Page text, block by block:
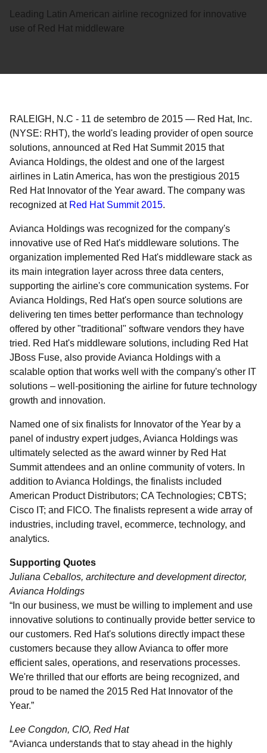
Leading Latin American airline recognized for innovative
use of Red Hat middleware
RALEIGH, N.C - 11 de setembro de 2015 — Red Hat, Inc.
(NYSE: RHT), the world's leading provider of open source
solutions, announced at Red Hat Summit 2015 that
Avianca Holdings, the oldest and one of the largest
airlines in Latin America, has won the prestigious 2015
Red Hat Innovator of the Year award. The company was
recognized at Red Hat Summit 2015.
Avianca Holdings was recognized for the company's
innovative use of Red Hat's middleware solutions. The
organization implemented Red Hat's middleware stack as
its main integration layer across three data centers,
supporting the airline's core communication systems. For
Avianca Holdings, Red Hat's open source solutions are
delivering ten times better performance than technology
offered by other "traditional" software vendors they have
tried. Red Hat's middleware solutions, including Red Hat
JBoss Fuse, also provide Avianca Holdings with a
scalable option that works well with the company's other IT
solutions – well-positioning the airline for future technology
growth and innovation.
Named one of six finalists for Innovator of the Year by a
panel of industry expert judges, Avianca Holdings was
ultimately selected as the award winner by Red Hat
Summit attendees and an online community of voters. In
addition to Avianca Holdings, the finalists included
American Product Distributors; CA Technologies; CBTS;
Cisco IT; and FICO. The finalists represent a wide array of
industries, including travel, ecommerce, technology, and
analytics.
Supporting Quotes
Juliana Ceballos, architecture and development director,
Avianca Holdings
“In our business, we must be willing to implement and use
innovative solutions to continually provide better service to
our customers. Red Hat's solutions directly impact these
customers because they allow Avianca to offer more
efficient sales, operations, and reservations processes.
We're thrilled that our efforts are being recognized, and
proud to be named the 2015 Red Hat Innovator of the
Year.”
Lee Congdon, CIO, Red Hat
“Avianca understands that to stay ahead in the highly